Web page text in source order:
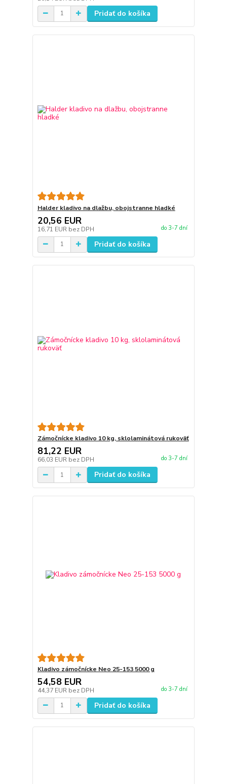
Pridať do košíka
Halder kladivo na dlažbu, obojstranne hladké
20,56 EUR
16,71 EUR bez DPH do 3-7 dní
Pridať do košíka
Zámočnícke kladivo 10 kg, sklolaminátová rukoväť
81,22 EUR
66,03 EUR bez DPH do 3-7 dní
Pridať do košíka
Kladivo zámočnícke Neo 25-153 5000 g
54,58 EUR
44,37 EUR bez DPH do 3-7 dní
Pridať do košíka